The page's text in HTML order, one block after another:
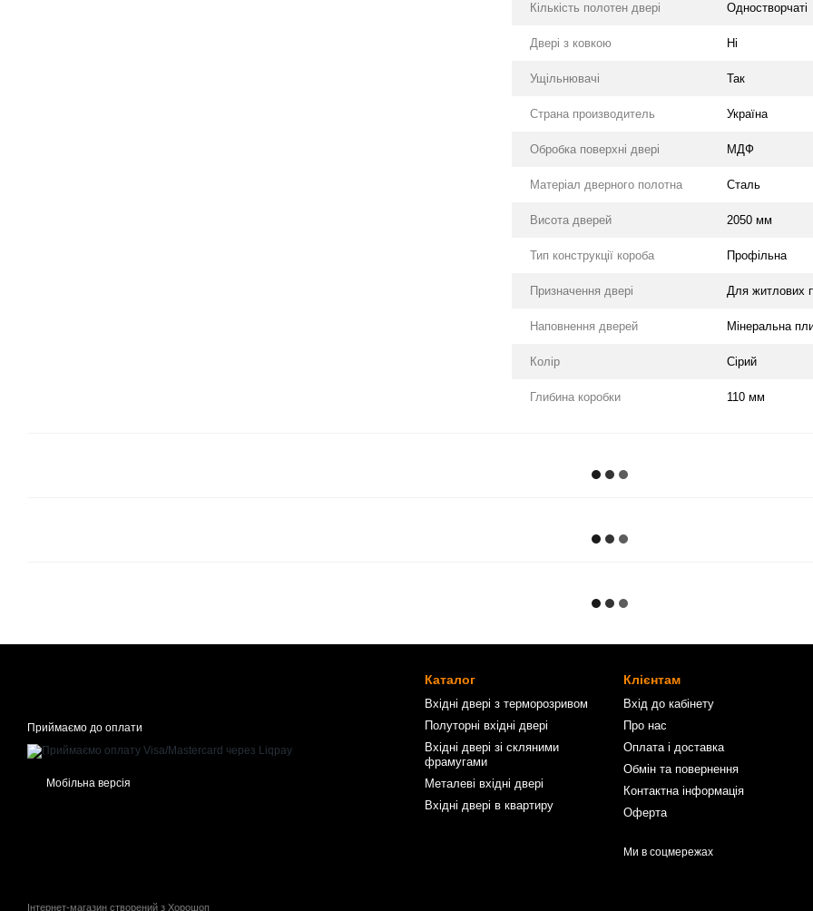
Кількість полотен двері Одностворчаті
Двері з ковкою Ні
Ущільнювачі Так
Страна производитель Україна
Обробка поверхні двері МДФ
Матеріал дверного полотна Сталь
Висота дверей 2050 мм
Тип конструкції короба Профільна
Призначення двері Для житлових
Наповнення дверей Мінеральна
Колір Сірий
Глибина коробки 110 мм
Приймаємо до оплати
Мобільна версія
Інтернет-магазин створений з Хорошоп
Каталог
Вхідні двері з терморозривом
Полуторні вхідні двері
Вхідні двері зі скляними
фрамугами
Металеві вхідні двері
Вхідні двері в квартиру
Клієнтам
Вхід до кабінету
Про нас
Оплата і доставка
Обмін та повернення
Контактна інформація
Оферта
Ми в соцмережах